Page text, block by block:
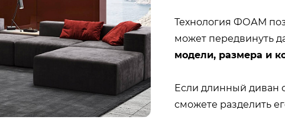
Технология ФОАМ
может передвинуть
модели, размера и
Если длинный диван
сможете разделить